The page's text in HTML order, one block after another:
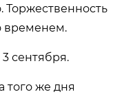
Торжественность
временем.
сентября.
того же дня